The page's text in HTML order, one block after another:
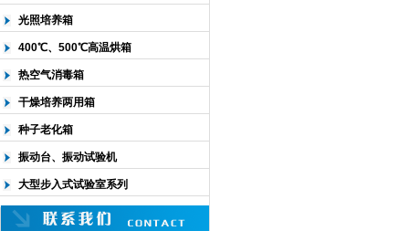
光照培养箱
400℃、500℃高温烘箱
热空气消毒箱
干燥培养两用箱
种子老化箱
振动台、振动试验机
大型步入式试验室系列